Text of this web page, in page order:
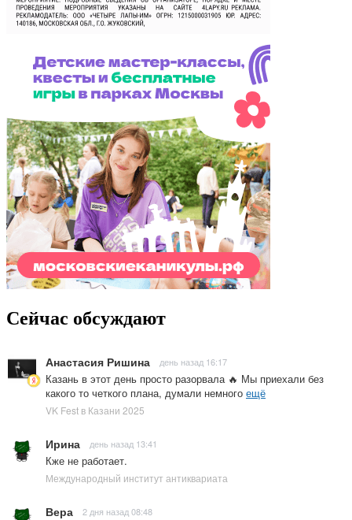
Сейчас обсуждают
Анастасия Ришина день назад 16:17
Казань в этот день просто разорвала 🔥 Мы приехали без
какого то четкого плана, думали немного ещё
VK Fest в Казани 2025
Ирина день назад 13:41
Кже не работает.
Международный институт антиквариата
Вера 2 дня назад 08:48